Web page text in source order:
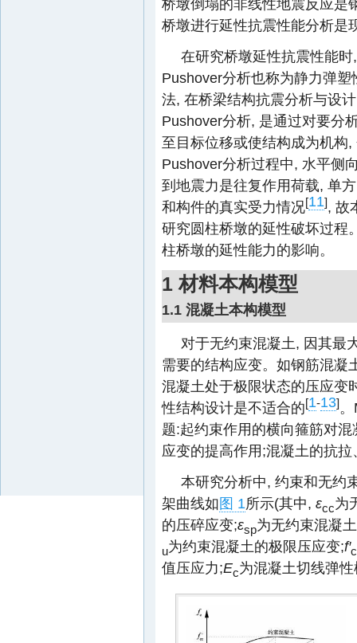
桥墩倒塌的非线性地震反应是
桥墩进行延性抗震性能分析是
在研究桥墩延性抗震性能
Pushover分析也称为静力弹
法, 在桥梁结构抗震分析与设
Pushover分析, 是通过对要分
至目标位移或使结构成为机构
Pushover分析过程中, 水平侧
到地震力是往复作用荷载, 单
和构件的真实受力情况[11], 故
研究圆柱桥墩的延性破坏过程
柱桥墩的延性能力的影响。
1 材料本构模型
1.1 混凝土本构模型
对于无约束混凝土, 因其最
需要的结构应变。如钢筋混凝
混凝土处于极限状态的压应变
性结构设计是不适合的[1-13]
题:起约束作用的横向箍筋对
应变的提高作用;混凝土的抗
本研究分析中, 约束和无约
架曲线如图 1所示(其中, εcc为
的压碎应变;εsp为无约束混凝
u为约束混凝土的极限压应变;f′c
值压应力;Ec为混凝土切线弹